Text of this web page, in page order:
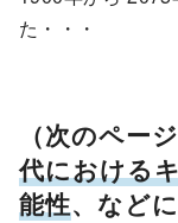
た・・・
（次のペー
代における
能性、など